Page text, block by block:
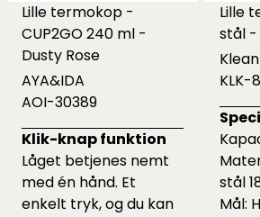
Lille termokop -
CUP2GO 240 ml -
Dusty Rose
AYA&IDA
AOI-30389
Klik-knap funktion
Låget betjenes nemt
med én hånd. Et
enkelt tryk, og du kan
Lille
stål -
KLK-
stål
Mål: